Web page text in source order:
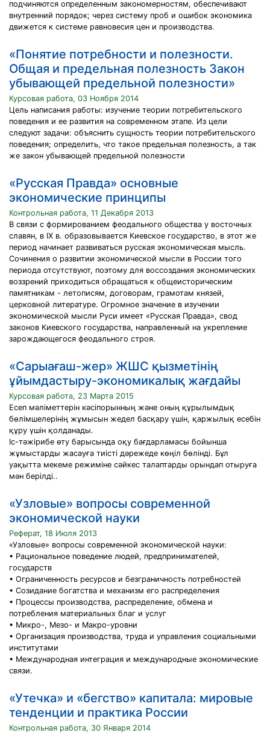
подчиняются определенным закономерностям, обеспечивают
внутренний порядок; через систему проб и ошибок экономика
движется к системе равновесия цен и производства.
«Понятие потребности и полезности.
Общая и предельная полезность Закон
убывающей предельной полезности»
Курсовая работа, 03 Ноября 2014
Цель написания работы: изучение теории потребительского
поведения и ее развития на современном этапе. Из цели
следуют задачи: объяснить сущность теории потребительского
поведения; определить, что такое предельная полезность, а так
же закон убывающей предельной полезности
«Русская Правда» основные
экономические принципы
Контрольная работа, 11 Декабря 2013
В связи с формированием феодального общества у восточных
славян, в IX в. образовывается Киевское государство, в этот же
период начинает развиваться русская экономическая мысль.
Сочинения о развитии экономической мысли в России того
периода отсутствуют, поэтому для воссоздания экономических
воззрений приходиться обращаться к общеисторическим
памятникам - летописям, договорам, грамотам князей,
церковной литературе. Огромное значение в изучении
экономической мысли Руси имеет «Русская Правда», свод
законов Киевского государства, направленный на укрепление
зарождающегося феодального строя.
«Сарыағаш-жер» ЖШС қызметінің
ұйымдастыру-экономикалық жағдайы
Курсовая работа, 23 Марта 2015
Есеп мәліметтерін кәсіпорынның және оның құрылымдық
бөлімшелерінің жұмысын жедел басқару үшін, қаржылық есебін
құру үшін қолданады.
Іс-тәжірибе өту барысында оқу бағдарламасы бойынша
жұмыстарды жасауға тиісті дәрежеде көңіл бөлінді. Бұл
уақытта мекеме режиміне сәйкес талаптарды орындап отыруға
мән берілді..
«Узловые» вопросы современной
экономической науки
Реферат, 18 Июля 2013
«Узловые» вопросы современной экономической науки:
• Рациональное поведение людей, предпринимателей,
государств
• Ограниченность ресурсов и безграничность потребностей
• Созидание богатства и механизм его распределения
• Процессы производства, распределение, обмена и
потребления материальных благ и услуг
• Микро-, Мезо- и Макро-уровни
• Организация производства, труда и управления социальными
институтами
• Международная интеграция и международные экономические
связи.
«Утечка» и «бегство» капитала: мировые
тенденции и практика России
Контрольная работа, 30 Января 2014